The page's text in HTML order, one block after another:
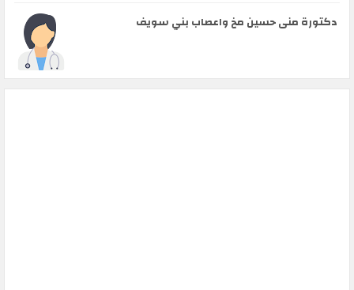
دكتورة منى حسين مخ واعصاب بني سويف